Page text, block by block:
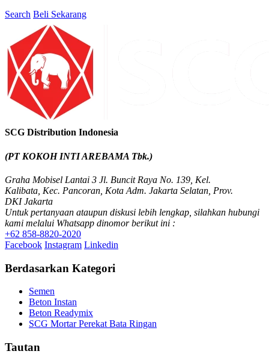
Search Beli Sekarang
SCG Distribution Indonesia
(PT KOKOH INTI AREBAMA Tbk.)
Graha Mobisel Lantai 3 Jl. Buncit Raya No. 139, Kel.
Kalibata, Kec. Pancoran, Kota Adm. Jakarta Selatan, Prov.
DKI Jakarta
Untuk pertanyaan ataupun diskusi lebih lengkap, silahkan hubungi
kami melalui Whatsapp dinomor berikut ini :
+62 858-8820-2020
Facebook Instagram Linkedin
Berdasarkan Kategori
Semen
Beton Instan
Beton Readymix
SCG Mortar Perekat Bata Ringan
Tautan